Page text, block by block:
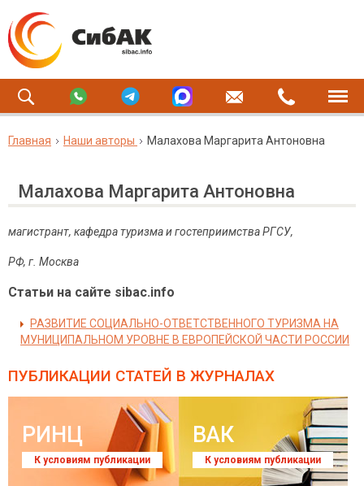
Главная Наши авторы Малахова Маргарита Антоновна
Малахова Маргарита Антоновна
магистрант, кафедра туризма и гостеприимства РГСУ,
РФ, г. Москва
Статьи на сайте sibac.info
РАЗВИТИЕ СОЦИАЛЬНО-ОТВЕТСТВЕННОГО ТУРИЗМА НА
МУНИЦИПАЛЬНОМ УРОВНЕ В ЕВРОПЕЙСКОЙ ЧАСТИ РОССИИ
ПУБЛИКАЦИИ СТАТЕЙ В ЖУРНАЛАХ
РИНЦ
К условиям публикации
ВАК
К условиям публикации